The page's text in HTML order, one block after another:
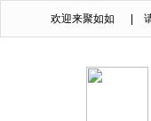
欢迎来聚如如